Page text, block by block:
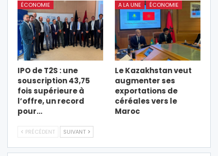
ÉCONOMIE
IPO de T2S : une
souscription 43,75
fois supérieure à
l’offre, un record
pour…
A LA UNE ÉCONOMIE
Le Kazakhstan veut
augmenter ses
exportations de
céréales vers le
Maroc
PRÉCÉDENT SUIVANT